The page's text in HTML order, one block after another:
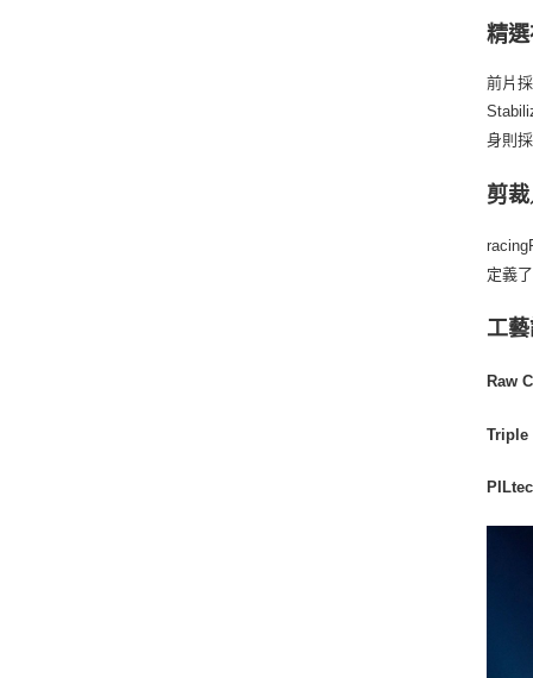
精
前片
身則
剪
定義
工
Raw
Triple